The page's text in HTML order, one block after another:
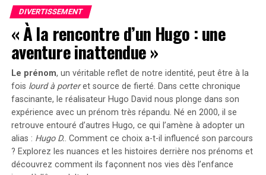
engagement envers la durabilité environnementale.
En2023, les particuliers représentent désormais 84%
des acquisitions de véhicules électriques, contre
seulement 68% en 2018.
Concrètement,cette mesure permet aux sociétés
d’installer gratuitement des bornes de recharge pour
leurs employés sans impact fiscal. Les frais liés à
l’électricité pour ces recharges ne seront pas pris en
compte dans le calcul des avantages en nature. De plus,
un abattement de 50% sur ces avantages est maintenu
avec un plafond révisé à environ 2000 euros pour
l’année prochaine.
DIVERTISSEMENT
« À la rencontre d’un Hugo : une
aventure inattendue »
Le prénom, un véritable reflet de notre identité, peut être à la
fois lourd à porteret source de fierté. Dans cette chronique
fascinante, le réalisateur Hugo David nous plonge dans son
expérience avec un prénom très répandu. Né en 2000, il se
retrouve entouré d’autres Hugo, ce qui l’amène à adopter un
alias : Hugo D.. Comment ce choix a-t-il influencé son parcours
? Explorez les nuances et les histoires derrière nos prénoms et
découvrez comment ils façonnent nos vies dès l’enfance